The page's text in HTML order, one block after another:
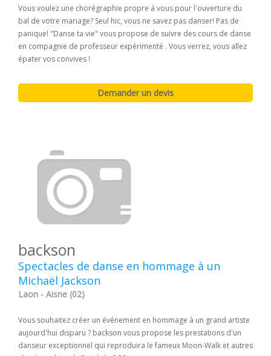
Vous voulez une chorégraphie propre à vous pour l'ouverture du
bal de votre mariage? Seul hic, vous ne savez pas danser! Pas de
panique! "Danse ta vie" vous propose de suivre des cours de danse
en compagnie de professeur expérimenté . Vous verrez, vous allez
épater vos convives !
backson
Spectacles de danse en hommage à un
Michaël Jackson
Laon - Aisne (02)
Vous souhaitez créer un événement en hommage à un grand artiste
aujourd'hui disparu ? backson vous propose les prestations d'un
danseur exceptionnel qui reproduira le fameux Moon-Walk et autres